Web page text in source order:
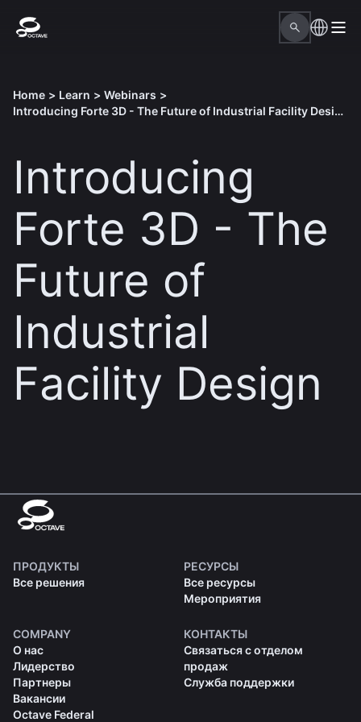
Home > Learn > Webinars >
Introducing Forte 3D - The Future of Industrial Facility Design
Introducing
Forte 3D - The
Future of
Industrial
Facility Design
ПРОДУКТЫ
Все решения
РЕСУРСЫ
Все ресурсы
Мероприятия
COMPANY
О нас
Лидерство
Партнеры
Вакансии
Octave Federal
КОНТАКТЫ
Связаться с отделом
продаж
Служба поддержки